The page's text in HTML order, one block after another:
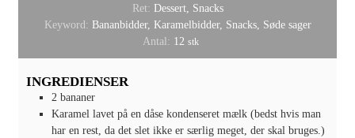
Ret: Dessert, Snacks
Keyword: Bananbidder, Karamelbidder, Snacks, Søde sager
Antal: 12 stk
INGREDIENSER
2 bananer
Karamel lavet på en dåse kondenseret mælk (bedst hvis man
har en rest, da det slet ikke er særlig meget, der skal bruges.)